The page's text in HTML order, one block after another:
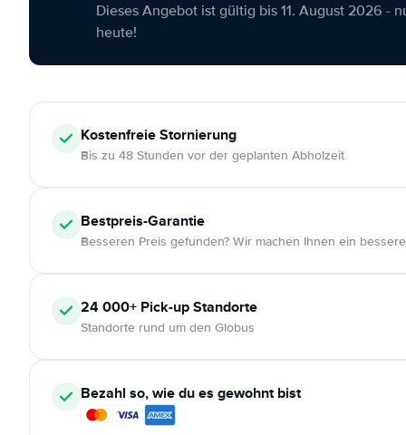
Dieses Angebot ist gültig bis 11. August 2026 -
heute!
KostenfreieStornierung
Bis zu 48 Stunden vor der geplanten Abholzeit
Bestpreis-Garantie
Besseren Preis gefunden? Wir machen Ihnen ein
24 000+ Pick-up Standorte
Standorte rund um den Globus
Bezahl so, wie du es gewohnt bist